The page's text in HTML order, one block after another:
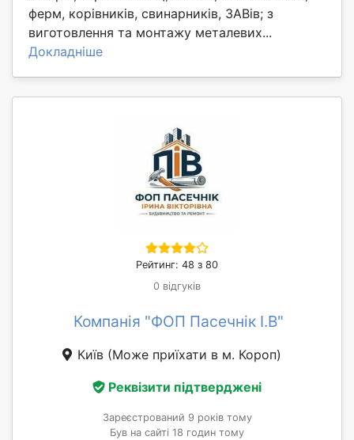
ферм, корівників, свинарників, ЗАВів; з
виготовлення та монтажу металевих...
Докладніше
Рейтинг: 48 з 80
0 відгуків
Компанія "ФОП Пасечнік І.В"
Київ (Може приїхати в м. Короп)
Реквізити підтверджені
Зареєстрований 9 років тому
Був на сайті 18 годин тому